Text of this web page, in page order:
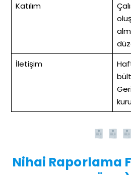
Katılım
İletişim
Nihai Raporlama